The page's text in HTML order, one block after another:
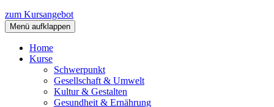
zum Kursangebot
Menü aufklappen
Home
Kurse
Schwerpunkt
Gesellschaft & Umwelt
Kultur & Gestalten
Gesundheit & Ernährung